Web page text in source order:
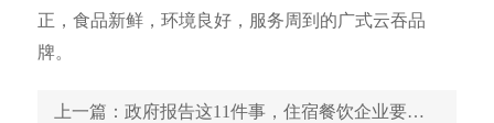
正，食品新鲜，环境良好，服务周到的广式云吞品
牌。
上一篇 ：政府报告这11件事，住宿餐饮企业要关注